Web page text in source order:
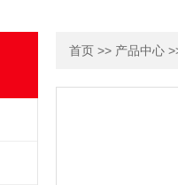
首页 >> 产品中心